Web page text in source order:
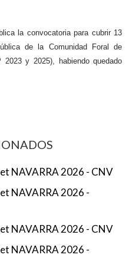
la convocatoria para cubrir 13
de la Comunidad Foral de
2023 y 2025), habiendo quedado
NAVARRA 2026 - CNV
NAVARRA 2026 -
NAVARRA 2026 - CNV
NAVARRA 2026 -